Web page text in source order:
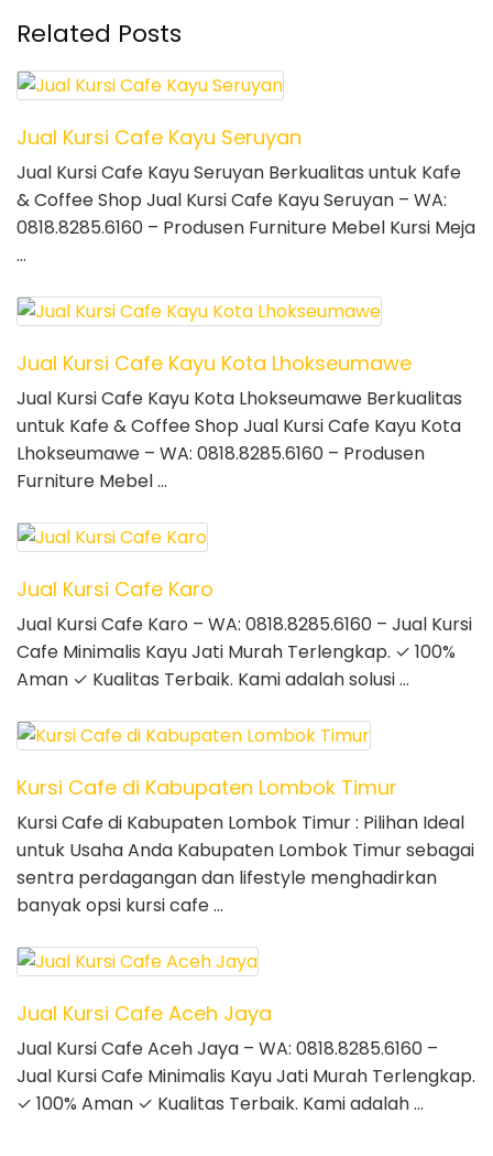
Related Posts
Jual Kursi Cafe Kayu Seruyan
Jual Kursi Cafe Kayu Seruyan Berkualitas untuk Kafe
& Coffee Shop Jual Kursi Cafe Kayu Seruyan – WA:
0818.8285.6160 – Produsen Furniture Mebel Kursi Meja
…
Jual Kursi Cafe Kayu Kota Lhokseumawe
Jual Kursi Cafe Kayu Kota Lhokseumawe Berkualitas
untuk Kafe & Coffee Shop Jual Kursi Cafe Kayu Kota
Lhokseumawe – WA: 0818.8285.6160 – Produsen
Furniture Mebel …
Jual Kursi Cafe Karo
Jual Kursi Cafe Karo – WA: 0818.8285.6160 – Jual Kursi
Cafe Minimalis Kayu Jati Murah Terlengkap. ✓ 100%
Aman ✓ Kualitas Terbaik. Kami adalah solusi …
Kursi Cafe di Kabupaten Lombok Timur
Kursi Cafe di Kabupaten Lombok Timur : Pilihan Ideal
untuk Usaha Anda Kabupaten Lombok Timur sebagai
sentra perdagangan dan lifestyle menghadirkan
banyak opsi kursi cafe …
Jual Kursi Cafe Aceh Jaya
Jual Kursi Cafe Aceh Jaya – WA: 0818.8285.6160 –
Jual Kursi Cafe Minimalis Kayu Jati Murah Terlengkap.
✓ 100% Aman ✓ Kualitas Terbaik. Kami adalah …